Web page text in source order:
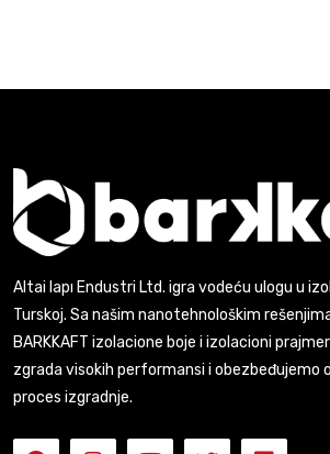
Altai Iapı Endustri Ltd. igra vodeću ulogu u
Turskoj. Sa našim nanotehnološkim
BARKKAFT izolacione boje i izolacioni
zgrada visokih performansi i obezbeđujemo
proces izgradnje.